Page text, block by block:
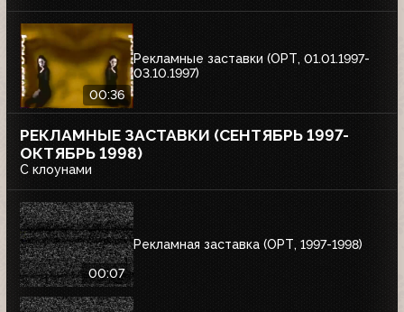
00:36
Рекламные заставки (ОРТ, 01.01.1997-
03.10.1997)
РЕКЛАМНЫЕ ЗАСТАВКИ (СЕНТЯБРЬ 1997-
ОКТЯБРЬ 1998)
С клоунами
00:07
Рекламная заставка (ОРТ, 1997-1998)